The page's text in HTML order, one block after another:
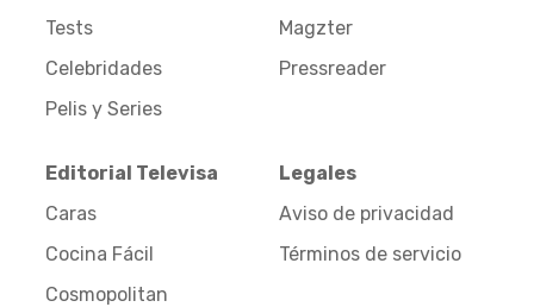
Tests
Celebridades
Pelis y Series
Magzter
Pressreader
Editorial Televisa
Caras
Cocina Fácil
Cosmopolitan
Legales
Aviso de privacidad
Términos de servicio